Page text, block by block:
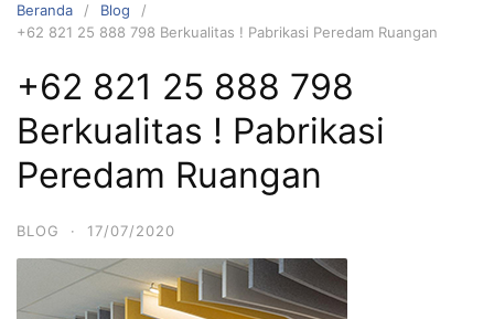
Beranda
Blog
+62 821 25 888 798 Berkualitas ! Pabrikasi Peredam Ruangan
+62 821 25 888 798
Berkualitas ! Pabrikasi
Peredam Ruangan
BLOG · 17/07/2020